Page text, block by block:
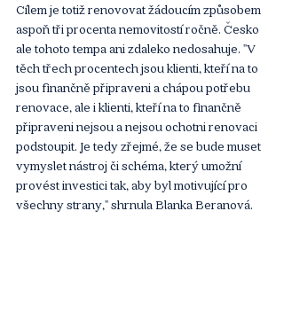
Cílem je totiž renovovat žádoucím způsobem
aspoň tři procenta nemovitostí ročně. Česko
ale tohoto tempa ani zdaleko nedosahuje. "V
těch třech procentech jsou klienti, kteří na to
jsou finančně připraveni a chápou potřebu
renovace, ale i klienti, kteří na to finančně
připraveni nejsou a nejsou ochotni renovaci
podstoupit. Je tedy zřejmé, že se bude muset
vymyslet nástroj či schéma, který umožní
provést investici tak, aby byl motivující pro
všechny strany," shrnula Blanka Beranová.